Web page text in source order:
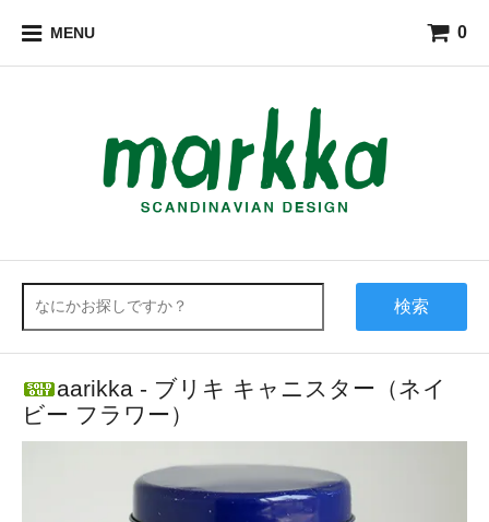
MENU 0
検索
aarikka - ブリキ キャニスター（ネイ
ビー フラワー）